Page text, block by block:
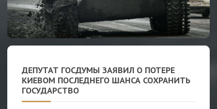
ДЕПУТАТ ГОСДУМЫ ЗАЯВИЛ О ПОТЕРЕ
КИЕВОМ ПОСЛЕДНЕГО ШАНСА СОХРАНИТЬ
ГОСУДАРСТВО